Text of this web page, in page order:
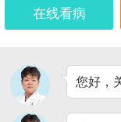
在线看病
您好，